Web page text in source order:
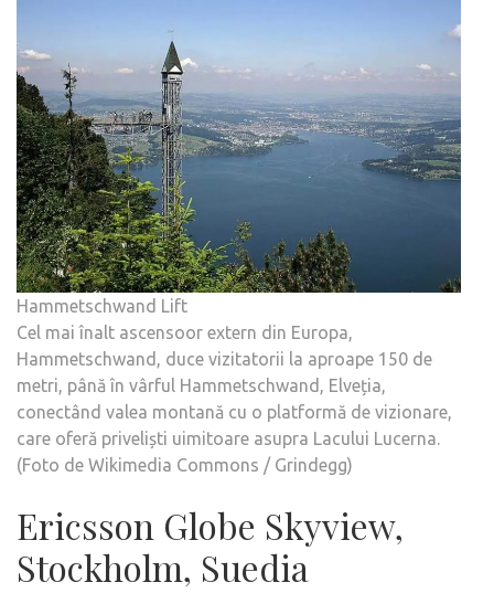
Hammetschwand Lift
Cel mai înalt ascensoor extern din Europa,
Hammetschwand, duce vizitatorii la aproape 150 de
metri, până în vârful Hammetschwand, Elveția,
conectând valea montană cu o platformă de vizionare,
care oferă priveliști uimitoare asupra Lacului Lucerna.
(Foto de Wikimedia Commons / Grindegg)
Ericsson Globe Skyview,
Stockholm, Suedia